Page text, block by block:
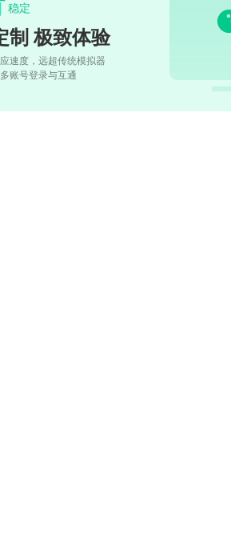
稳定
制 极致体验
速度，远超传统模拟器
账号登录与互通